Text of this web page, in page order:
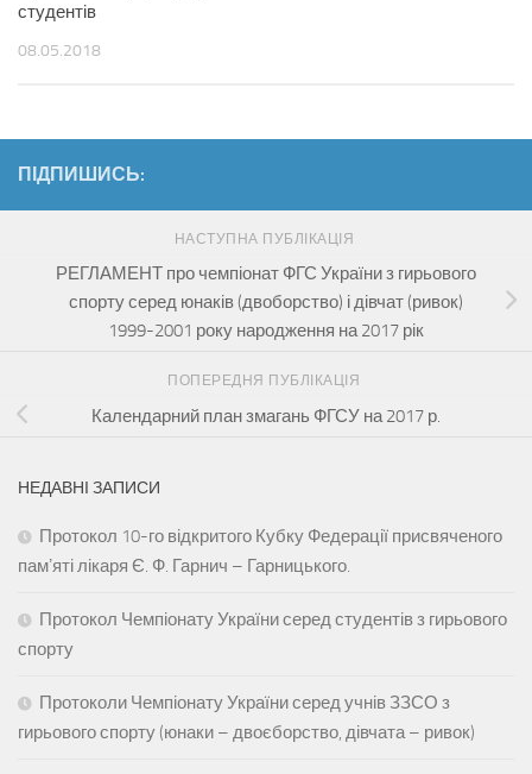
студентів
08.05.2018
ПІДПИШИСЬ:
НАСТУПНА ПУБЛІКАЦІЯ
РЕГЛАМЕНТ про чемпіонат ФГС України з гирьового
спорту серед юнаків (двоборство) і дівчат (ривок)
1999-2001 року народження на 2017 рік
ПОПЕРЕДНЯ ПУБЛІКАЦІЯ
Календарний план змагань ФГСУ на 2017 р.
НЕДАВНІ ЗАПИСИ
Протокол 10-го відкритого Кубку Федерації присвяченого
памʼяті лікаря Є. Ф. Гарнич – Гарницького.
Протокол Чемпіонату України серед студентів з гирьового
спорту
Протоколи Чемпіонату України серед учнів ЗЗСО з
гирьового спорту (юнаки – двоєборство, дівчата – ривок)